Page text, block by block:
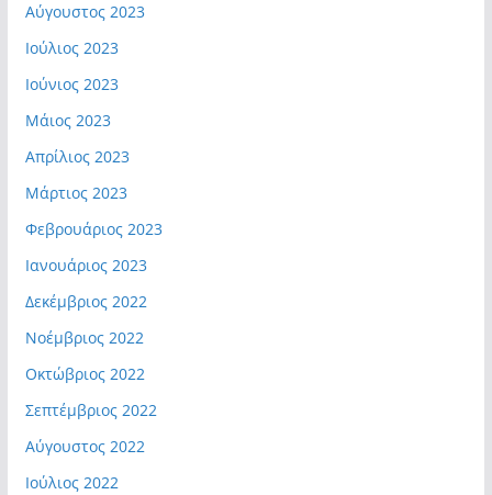
Αύγουστος 2023
Ιούλιος 2023
Ιούνιος 2023
Μάιος 2023
Απρίλιος 2023
Μάρτιος 2023
Φεβρουάριος 2023
Ιανουάριος 2023
Δεκέμβριος 2022
Νοέμβριος 2022
Οκτώβριος 2022
Σεπτέμβριος 2022
Αύγουστος 2022
Ιούλιος 2022